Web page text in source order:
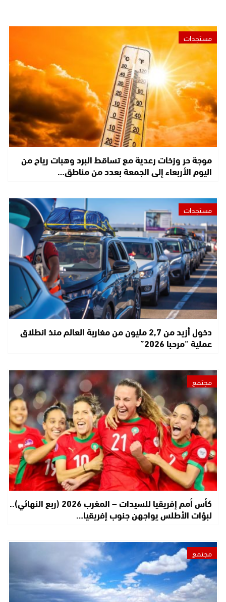
مستجدات
موجة حر وزخات رعدية مع تساقط البرد وهبات رياح من
اليوم الأربعاء إلى الجمعة بعدد من مناطق…
مستجدات
دخول أزيد من 2,7 مليون من مغاربة العالم منذ انطلاق
عملية “مرحبا 2026”
مجتمع
كأس أمم إفريقيا للسيدات – المغرب 2026 (ربع النهائي)..
لبؤات الأطلس يواجهن جنوب إفريقيا…
مجتمع